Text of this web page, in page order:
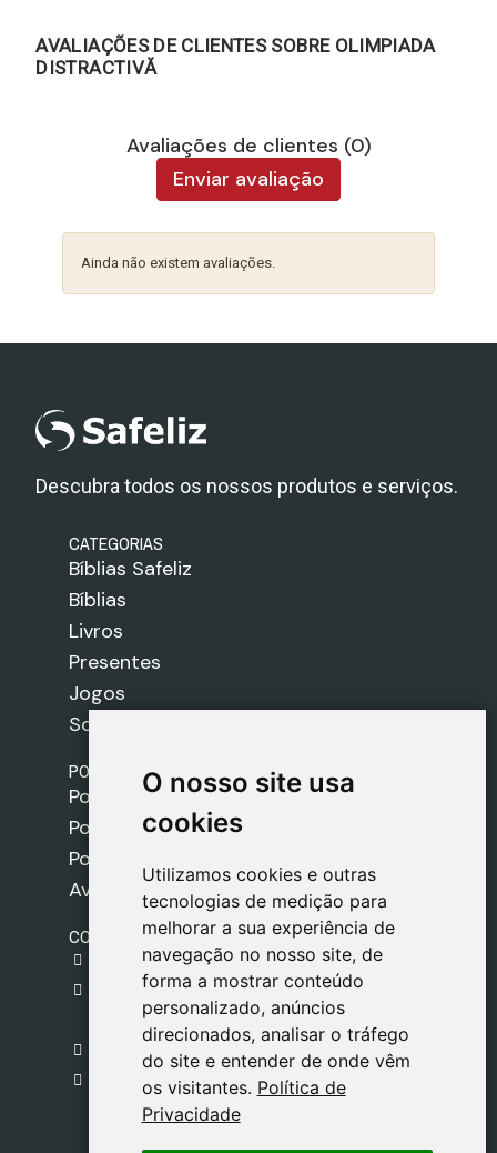
O nosso site usa
cookies
Utilizamos cookies e outras
tecnologias de medição para
melhorar a sua experiência de
navegação no nosso site, de
forma a mostrar conteúdo
personalizado, anúncios
direcionados, analisar o tráfego
do site e entender de onde vêm
os visitantes. Política de
Privacidade
O nosso site usa
cookies
Utilizamos cookies e outras
tecnologias de medição para
melhorar a sua experiência de
navegação no nosso site, de
forma a mostrar conteúdo
personalizado, anúncios
direcionados, analisar o tráfego
do site e entender de onde vêm
os visitantes. Política de
Privacidade
AVALIAÇÕES DE CLIENTES SOBRE OLIMPIADA
DISTRACTIVĂ
Avaliações de clientes (0)
Enviar avaliação
Ainda não existem avaliações.
Descubra todos os nossos produtos e serviços.
CATEGORIAS
Bíblias Safeliz
Bíblias
Livros
Presentes
Jogos
Sobre nós
POLÍTICAS
Política de Envios
Política de Cookies
Política de Privacidade
Aviso Legal
CONTACTO
gestion@safeliz.com
C. del Pradillo, 6, 28770 Colmenar Viejo,
Madrid
+34 918 459 877
Segunda a Sexta
09:00 - 13:00